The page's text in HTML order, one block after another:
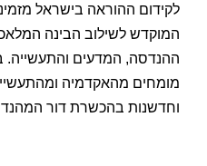
לקידום ההוראה בישראל
המוקדש לשילוב הבינה
ההנדסה, המדעים והתעשייה.
מומחים מהאקדמיה
וחדשנות בהכשרת דור